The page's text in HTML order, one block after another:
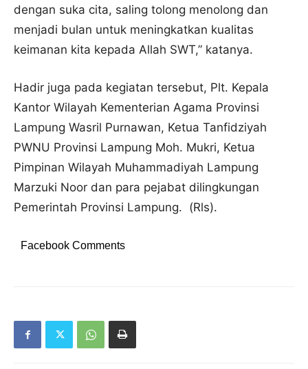
dengan suka cita, saling tolong menolong dan
menjadi bulan untuk meningkatkan kualitas
keimanan kita kepada Allah SWT,” katanya.
Hadir juga pada kegiatan tersebut, Plt. Kepala
Kantor Wilayah Kementerian Agama Provinsi
Lampung Wasril Purnawan, Ketua Tanfidziyah
PWNU Provinsi Lampung Moh. Mukri, Ketua
Pimpinan Wilayah Muhammadiyah Lampung
Marzuki Noor dan para pejabat dilingkungan
Pemerintah Provinsi Lampung. (Rls).
Facebook Comments